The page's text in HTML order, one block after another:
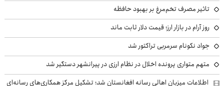
تاثیر مصرف تخم‌مرغ بر بهبود حافظه
روز آرام در بازار ارز؛ قیمت دلار ثابت ماند
جواد نکونام سرمربی تراکتور شد
متهم متواری پرونده اخلال در نظام ارزی در پیرانشهر دستگیر شد
اطلاعات میزبان اهالی رسانه افغانستان شد؛ تشکیل مرکز همکاری‌های رسانه‌ای